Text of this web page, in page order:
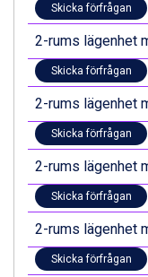
Saalbach från
Champoluc
Sestriere från
Ischgl från
Wagrain från
Fieberbrunn
Val Thorens
St. Anton från
Zell am See
Canazei från
Livigno från
Ponte di
Sauze dOulx
Alleghe från
Skicka förfrågan
2-rums lägenhet
Skicka förfrågan
2-rums lägenhet
Skicka förfrågan
2-rums lägenhet
Skicka förfrågan
2-rums lägenhet
Skicka förfrågan